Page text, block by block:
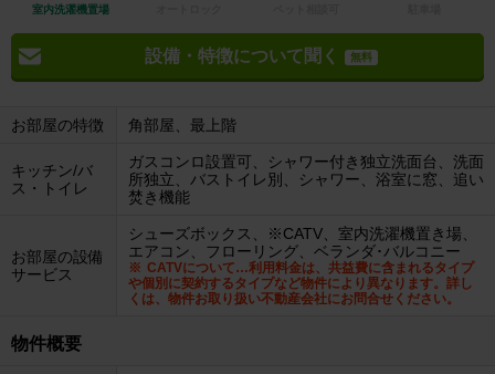
室内洗濯機置場
設備・特徴について聞く 無料
お部屋の特徴 角部屋、最上階
キッチン/バ
ス・トイレ
ガスコンロ設置可、シャワー付き独立洗面台、洗面
所独立、バストイレ別、シャワー、浴室に窓、追い
焚き機能
お部屋の設備
サービス
シューズボックス、※CATV、室内洗濯機置き場、
エアコン、フローリング、ベランダ･バルコニー
CATVについて…利用料金は、共益費に含まれるタイプ
や個別に契約するタイプなど物件により異なります。詳し
くは、物件お取り扱い不動産会社にお問合せください。
物件概要